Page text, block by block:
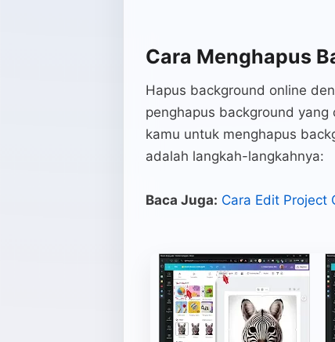
Cara Menghapus
Hapus background online
penghapus background
kamu untuk menghapus
adalah langkah-langkahnya:
Baca Juga: Cara Edit Project